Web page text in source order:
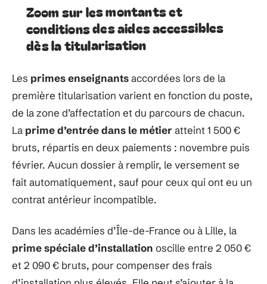
Zoom sur les montants et
conditions des aides accessibles
dès la titularisation
Les primes enseignantsaccordées lors de la
première titularisation varient en fonction du poste,
de la zone d’affectation et du parcours de chacun.
La prime d’entrée dans le métieratteint 1 500 €
bruts, répartis en deux paiements : novembre puis
février. Aucun dossier à remplir, le versement se
fait automatiquement, sauf pour ceux qui ont eu un
contrat antérieur incompatible.
Dans les académies d’Île-de-France ou à Lille, la
prime spéciale d’installation oscille entre 2 050 €
et 2 090 € bruts, pour compenser des frais